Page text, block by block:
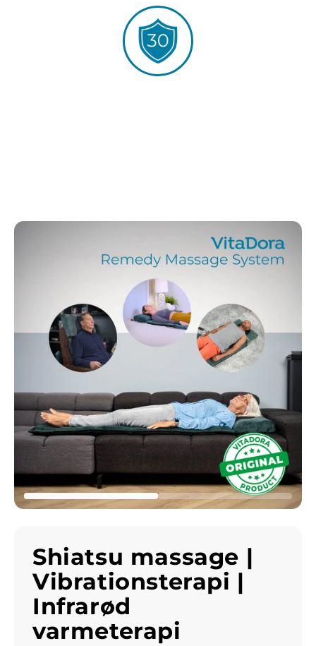
Shiatsu massage |
Vibrationsterapi |
Infrarød
varmeterapi